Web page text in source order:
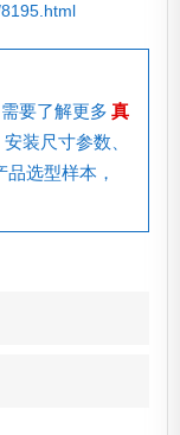
要了解更多 真
装尺寸参数、
品选型样本，